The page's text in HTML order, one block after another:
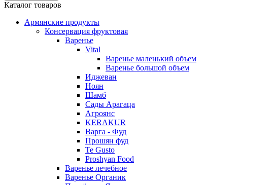
Каталог товаров
Армянские продукты
Консервация фруктовая
Варенье
Vital
Варенье маленький объем
Варенье большой объем
Иджеван
Ноян
Шамб
Сады Арагаца
Агроянс
KERAKUR
Варга - Фуд
Прошян фуд
Te Gusto
Proshyan Food
Варенье лечебное
Варенье Органик